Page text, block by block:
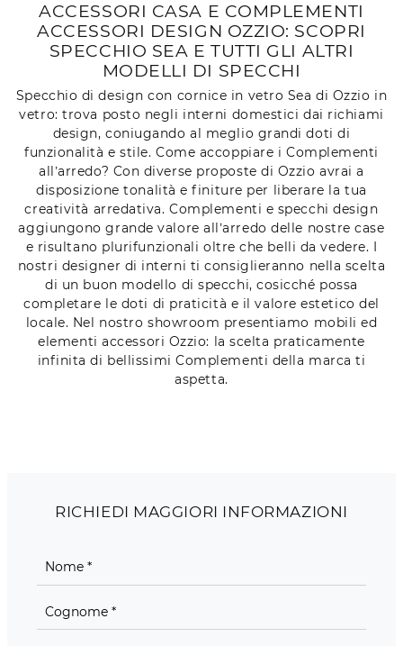
ACCESSORI CASA E COMPLEMENTI
ACCESSORI DESIGN OZZIO: SCOPRI
SPECCHIO SEA E TUTTI GLI ALTRI
MODELLI DI SPECCHI
Specchio di design con cornice in vetro Sea di Ozzio in
vetro: trova posto negli interni domestici dai richiami
design, coniugando al meglio grandi doti di
funzionalità e stile. Come accoppiare i Complementi
all’arredo? Con diverse proposte di Ozzio avrai a
disposizione tonalità e finiture per liberare la tua
creatività arredativa. Complementi e specchi design
aggiungono grande valore all’arredo delle nostre case
e risultano plurifunzionali oltre che belli da vedere. I
nostri designer di interni ti consiglieranno nella scelta
di un buon modello di specchi, cosicché possa
completare le doti di praticità e il valore estetico del
locale. Nel nostro showroom presentiamo mobili ed
elementi accessori Ozzio: la scelta praticamente
infinita di bellissimi Complementi della marca ti
aspetta.
RICHIEDI MAGGIORI INFORMAZIONI